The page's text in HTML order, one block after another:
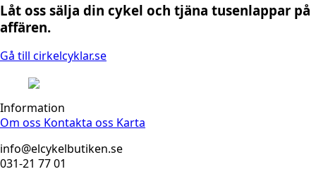
Låt oss sälja din cykel och tjäna tusenlappar på
affären.
Gå till cirkelcyklar.se
Information
Om oss Kontakta oss Karta
info@elcykelbutiken.se
031-21 77 01